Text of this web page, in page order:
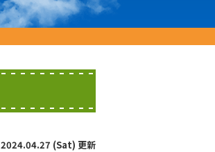
2024.04.27 (Sat) 更新